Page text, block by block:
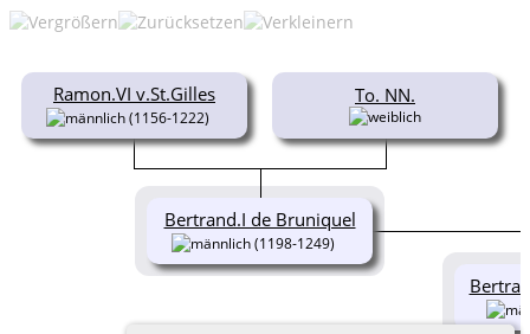
Ramon.VI v.St.Gilles
(1156-1222)
To. NN.
Bertrand.I de Bruniquel
(1198-1249)